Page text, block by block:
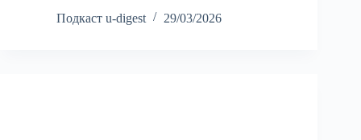
Подкаст u-digest
29/03/2026